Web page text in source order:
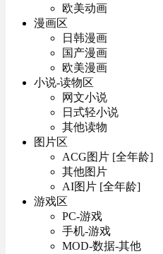
欧美动画
漫画区
日韩漫画
国产漫画
欧美漫画
小说-读物区
网文小说
日式轻小说
其他读物
图片区
ACG图片 [全年龄]
其他图片
AI图片 [全年龄]
游戏区
PC-游戏
手机-游戏
MOD-数据-其他